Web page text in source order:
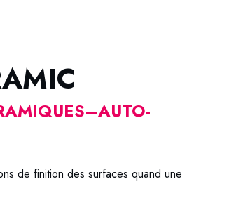
de finition des surfaces quand une